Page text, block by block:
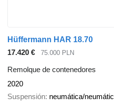
Hüffermann HAR 18.70
17.420 €
75.000 PLN
Remolque de contenedores
2020
Suspensión neumática/